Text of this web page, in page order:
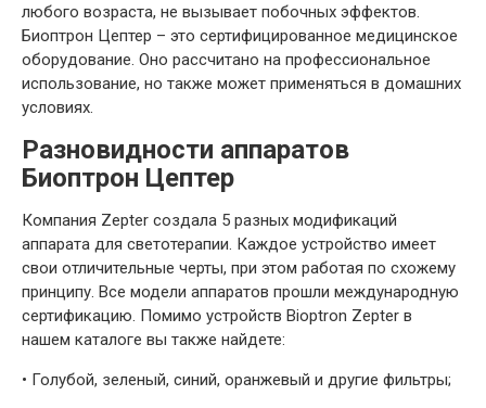
любого возраста, не вызывает побочных эффектов.
Биоптрон Цептер – это сертифицированное медицинское
оборудование. Оно рассчитано на профессиональное
использование, но также может применяться в домашних
условиях.
Разновидности аппаратов
Биоптрон Цептер
Компания Zepter создала 5 разных модификаций
аппарата для светотерапии. Каждое устройство имеет
свои отличительные черты, при этом работая по схожему
принципу. Все модели аппаратов прошли международную
сертификацию. Помимо устройств Bioptron Zepter в
нашем каталоге вы также найдете:
• Голубой, зеленый, синий, оранжевый и другие фильтры;